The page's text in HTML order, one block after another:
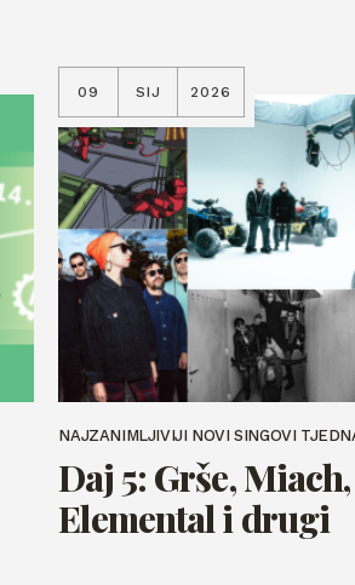
09 SIJ 2026
NAJZANIMLJIVIJI NOVI SINGOVI
Daj 5: Grše, Miach,
Elemental i drugi